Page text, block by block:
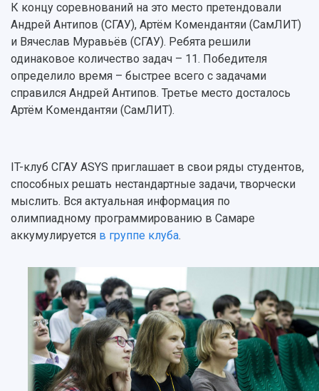
К концу соревнований на это место претендовали
Андрей Антипов (СГАУ), Артём Комендантяи (СамЛИТ)
и Вячеслав Муравьёв (СГАУ). Ребята решили
одинаковое количество задач – 11. Победителя
определило время – быстрее всего с задачами
справился Андрей Антипов. Третье место досталось
Артём Комендантяи (СамЛИТ).
IT-клуб СГАУ ASYS приглашает в свои ряды студентов,
способных решать нестандартные задачи, творчески
мыслить. Вся актуальная информация по
олимпиадному программированию в Самаре
аккумулируется в группе клуба.